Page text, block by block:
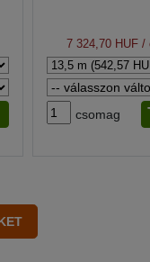
7 324,70 HUF /
csomag